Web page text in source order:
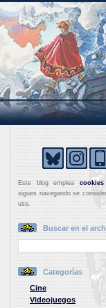
Este blog empleacookies
sigues navegando se
uso.
Buscar en el
Categorías
Cine
Videojuegos